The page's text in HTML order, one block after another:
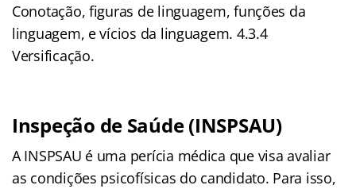
Conotação, figuras de linguagem, funções da
linguagem, e vícios da linguagem. 4.3.4
Versificação.
Inspeção de Saúde (INSPSAU)
A INSPSAU é uma perícia médica que visa avaliar
as condições psicofísicas do candidato. Para isso,